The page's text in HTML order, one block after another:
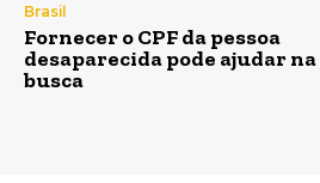
Brasil
Fornecer o CPF da pessoa
desaparecida pode ajudar na
busca